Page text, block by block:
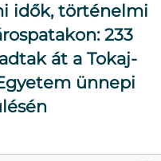
idők, történelmi
233
át a Tokaj-
ünnepi